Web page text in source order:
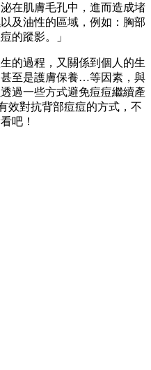
在肌膚毛孔中，進而造成堵
及油性的區域，例如：胸部
的蹤影。」
的過程，又關係到個人的生
至是護膚保養…等因素，與
過一些方式避免痘痘繼續產
效對抗背部痘痘的方式，不
吧！